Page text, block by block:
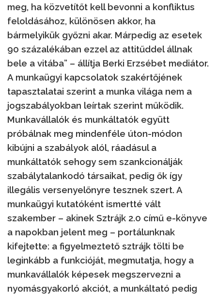
meg, ha közvetítőt kell bevonni a konfliktus
feloldásához, különösen akkor, ha
bármelyikük győzni akar. Márpedig az esetek
90 százalékában ezzel az attitűddel állnak
bele a vitába” – állítja Berki Erzsébet mediátor.
A munkaügyi kapcsolatok szakértőjének
tapasztalatai szerint a munka világa nem a
jogszabályokban leírtak szerint működik.
Munkavállalók és munkáltatók együtt
próbálnak meg mindenféle úton-módon
kibújni a szabályok alól, ráadásul a
munkáltatók sehogy sem szankcionálják
szabálytalankodó társaikat, pedig ők így
illegális versenyelőnyre tesznek szert. A
munkaügyi kutatóként ismertté vált
szakember – akinek Sztrájk 2.0 című e-könyve
a napokban jelent meg – portálunknak
kifejtette: a figyelmeztető sztrájk tölti be
leginkább a funkcióját, megmutatja, hogy a
munkavállalók képesek megszervezni a
nyomásgyakorló akciót, a munkáltató pedig